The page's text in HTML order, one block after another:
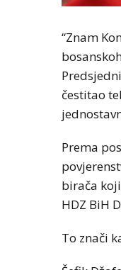
“Znam
čestitao
Prema
birača
HDZ BiH
To znači